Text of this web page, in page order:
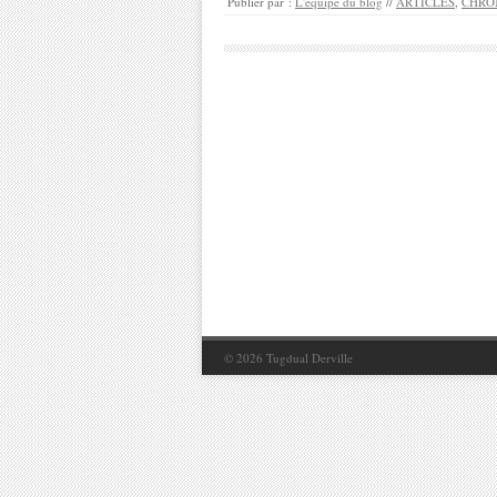
© 2026 Tugdual Derville